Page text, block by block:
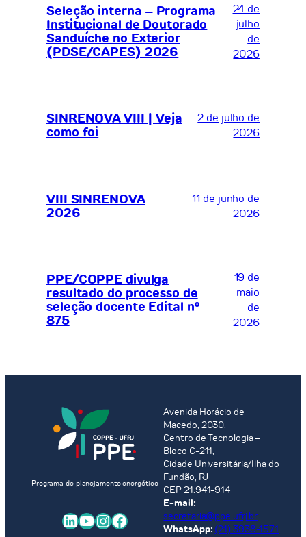
Seleção interna – Programa
Institucional de Doutorado
Sanduíche no Exterior
(PDSE/CAPES) 2026
24 de
julho
de
2026
SINRENOVA VIII | Veja
como foi
2 de julho de
2026
VIII SINRENOVA
2026
11 de junho de
2026
PPE/COPPE divulga
resultado do processo de
seleção docente Edital nº
875
19 de
maio
de
2026
Programa de planejamento energético
LinkedIn Youtube InstagramFacebook
Avenida Horácio de
Macedo, 2030,
Centro de Tecnologia –
Bloco C-211,
Cidade Universitária/Ilha do
Fundão, RJ
CEP 21.941-914
E-mail:
secretaria@ppe.ufrj.br
WhatsApp: (21) 3938-1571